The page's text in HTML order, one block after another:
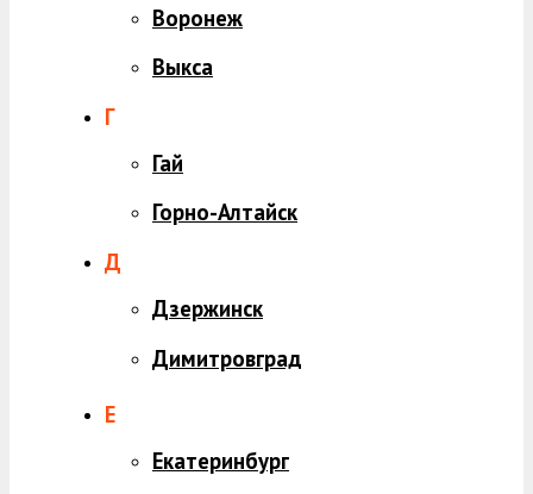
Воронеж
Выкса
Г
Гай
Горно-Алтайск
Д
Дзержинск
Димитровград
Е
Екатеринбург